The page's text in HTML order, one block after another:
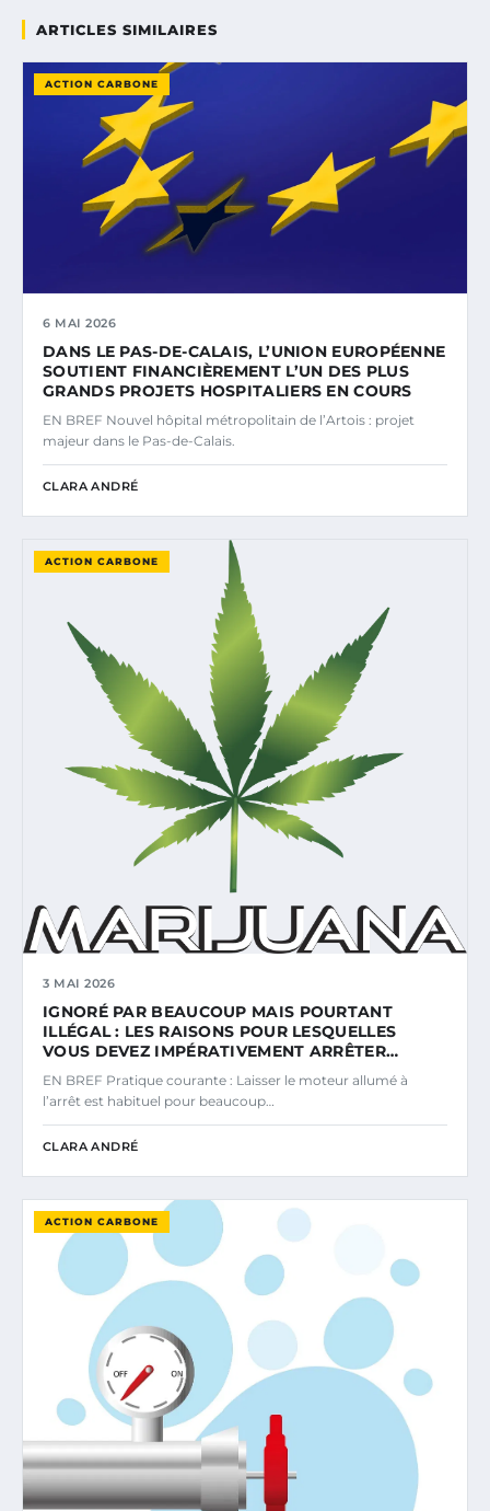
ARTICLES SIMILAIRES
ACTION CARBONE
6 MAI 2026
DANS LE PAS-DE-CALAIS, L’UNION EUROPÉENNE
SOUTIENT FINANCIÈREMENT L’UN DES PLUS
GRANDS PROJETS HOSPITALIERS EN COURS
EN BREF Nouvel hôpital métropolitain de l’Artois : projet
majeur dans le Pas-de-Calais.
CLARA ANDRÉ
ACTION CARBONE
3 MAI 2026
IGNORÉ PAR BEAUCOUP MAIS POURTANT
ILLÉGAL : LES RAISONS POUR LESQUELLES
VOUS DEVEZ IMPÉRATIVEMENT ARRÊTER…
EN BREF Pratique courante : Laisser le moteur allumé à
l’arrêt est habituel pour beaucoup…
CLARA ANDRÉ
ACTION CARBONE